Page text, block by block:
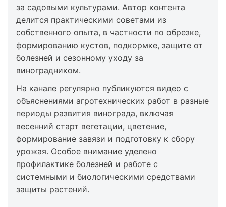
за садовыми культурами. Автор контента
делится практическими советами из
собственного опыта, в частности по обрезке,
формированию кустов, подкормке, защите от
болезней и сезонному уходу за
виноградником.
На канале регулярно публикуются видео с
объяснениями агротехнических работ в разные
периоды развития винограда, включая
весенний старт вегетации, цветение,
формирование завязи и подготовку к сбору
урожая. Особое внимание уделено
профилактике болезней и работе с
системными и биологическими средствами
защиты растений.